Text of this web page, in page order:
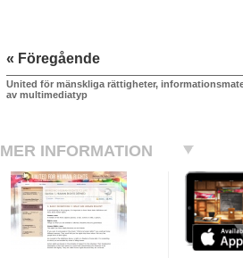
« Föregående
United för mänskliga rättigheter,
av multimediatyp
MER INFORMATION